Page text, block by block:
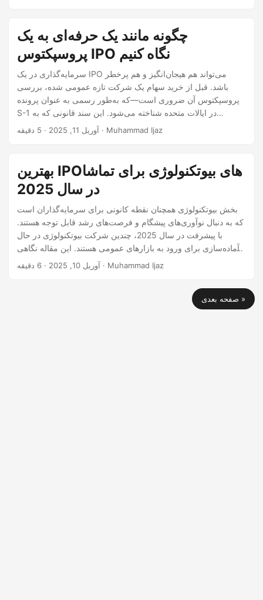
به شکست‌های بازار تبدیل می‌شوند؟ بیایید به بررسی رایج‌ترین
علائم هشداردهنده‌ای بپردازیم که اغلب قبل از شروع IPO مشکلات
را نشان می‌دهند.
چگونه مانند یک حرفه‌ای به یک
پروسپکتوس IPO نگاه کنیم
سرمایه‌گذاری در یک IPO می‌تواند هم هیجان‌انگیز و هم پرخطر
باشد. قبل از خرید سهام یک شرکت تازه عمومی شده، بررسی
پروسپکتوس آن ضروری است—که به‌طور رسمی به عنوان پرونده
S-1 در ایالات متحده شناخته می‌شود. این سند قانونی که به
کمیسیون بورس و اوراق بهادار (SEC) ارائه شده، شامل تمام
کجا شروع کنیم؟
آوریل 11, 2025 · 5 دقیقه · Muhammad Ijaz
بهترین IPOهای بیوتکنولوژی برای تماشا
در سال 2025
بخش بیوتکنولوژی همچنان نقطه کانونی برای سرمایه‌گذاران است
که به دنبال نوآوری‌های پیشگام و فرصت‌های رشد قابل توجه هستند.
با پیشرفت در سال 2025، چندین شرکت بیوتکنولوژی در حال
آماده‌سازی برای ورود به بازارهای عمومی هستند. این مقاله نگاهی
به بهترین IPOهای بیوتکنولوژی برای تماشا در این سال دارد و
تأسیس شد، به سرعت خود را به عنوان یک بازیگر قابل توجه در
آوریل 10, 2025 · 6 دقیقه · Muhammad Ijaz
صفحه بعدی »